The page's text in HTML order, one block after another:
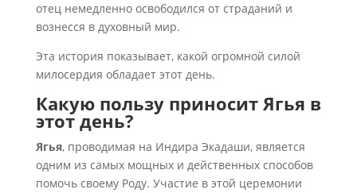
отец немедленно освободился от страданий и
вознесся в духовный мир.
Эта история показывает, какой огромной силой
милосердия обладает этот день.
Какую пользу приносит Ягья в
этот день?
Ягья, проводимая на Индира Экадаши, является
одним из самых мощных и действенных способов
помочь своему Роду. Участие в этой церемонии